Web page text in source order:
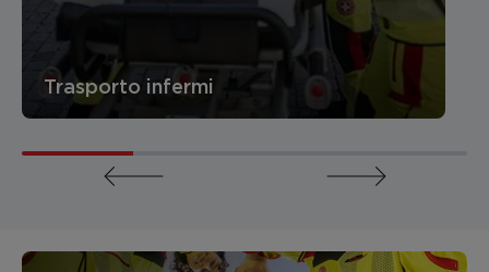
Trasporto infermi